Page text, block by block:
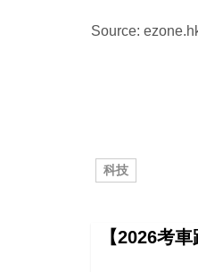
Source:
科技
【2026考